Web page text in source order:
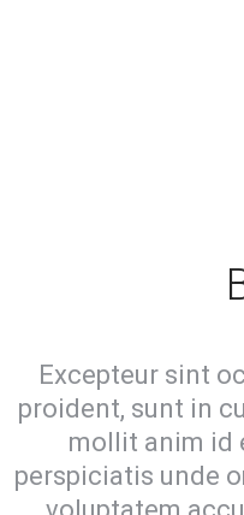
Excepteur sint
proident, sunt in
mollit anim id
perspiciatis unde
voluptatem